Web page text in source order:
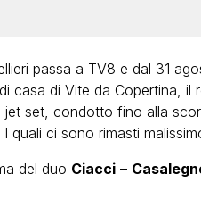
passa a TV8 e dal 31
casa di Vite da Copertina,
set, condotto fino alla
quali ci sono rimasti
del duo Ciacci–